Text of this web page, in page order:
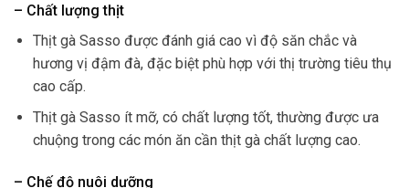
– Chất lượng thịt
Thịt gà Sasso được đánh giá cao vì độ săn chắc và
hương vị đậm đà, đặc biệt phù hợp với thị trường tiêu thụ
cao cấp.
Thịt gà Sasso ít mỡ, có chất lượng tốt, thường được ưa
chuộng trong các món ăn cần thịt gà chất lượng cao.
– Chế độ nuôi dưỡng